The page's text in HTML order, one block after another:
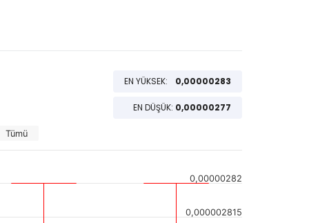
EN YÜKSEK: 0,00000283
EN DÜŞÜK: 0,00000277
Tümü
0,000002815
0,00000282